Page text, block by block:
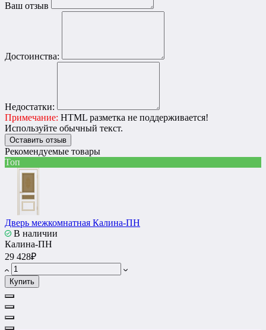
Ваш отзыв
Достоинства:
Недостатки:
Примечание: HTML разметка не поддерживается!
Используйте обычный текст.
Оставить отзыв
Рекомендуемые товары
Топ
Дверь межкомнатная Калина-ПН
В наличии
Калина-ПН
29 428₽
Купить